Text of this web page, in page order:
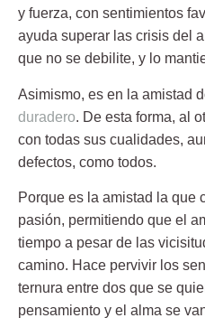
y fuerza, con sentimientos
ayuda superar las crisis del
que no se debilite, y lo
Asimismo, es en la amistad
duradero. De esta forma, al
con todas sus cualidades,
defectos, como todos.
Porque es la amistad la que
pasión, permitiendo que el
tiempo a pesar de las
camino. Hace pervivir los
ternura entre dos que se
pensamiento y el alma se